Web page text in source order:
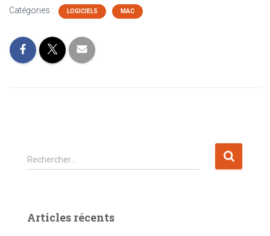
Catégories : LOGICIELS MAC
Rechercher…
Articles récents